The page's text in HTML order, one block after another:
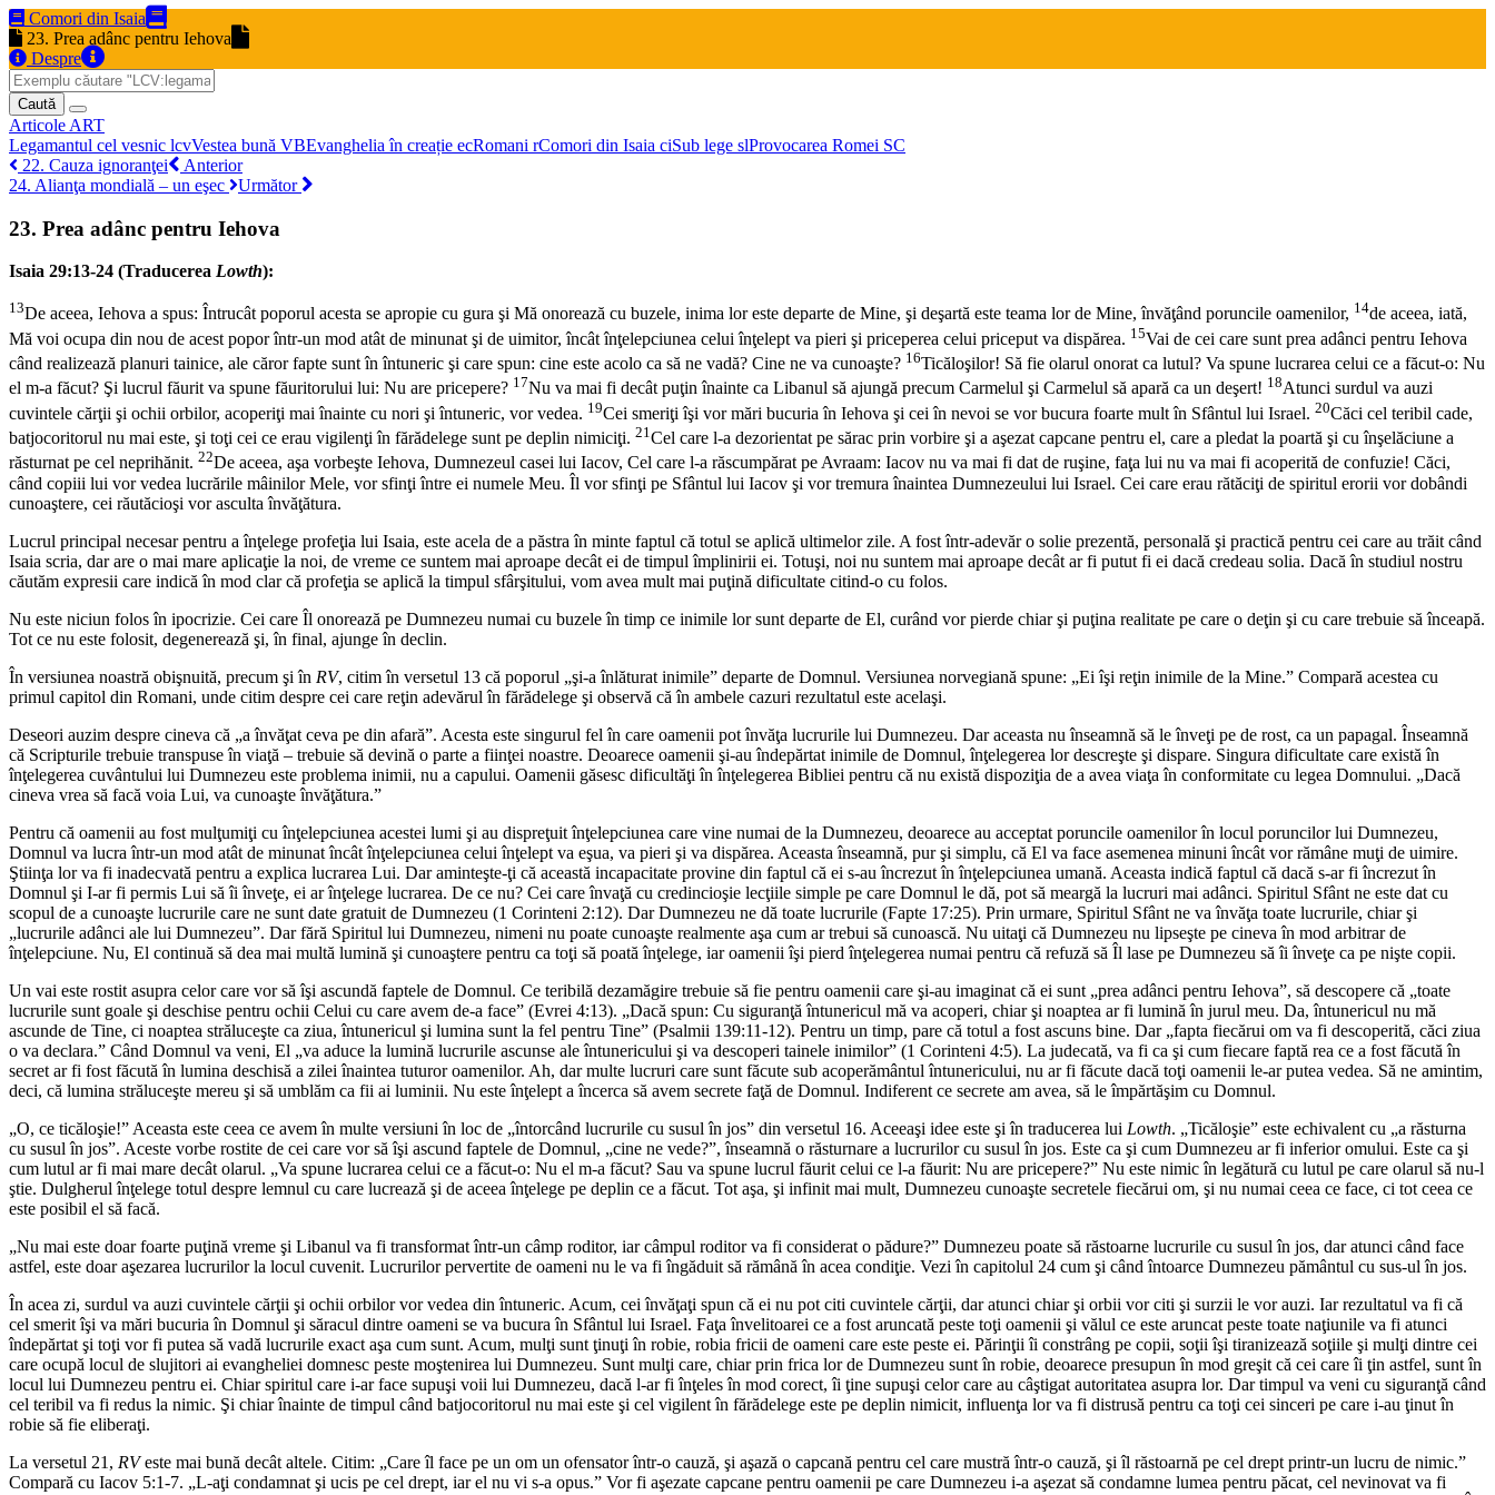
Comori din Isaia
23. Prea adânc pentru Iehova
Despre
Caută
Articole ART
Legamantul cel vesnic lcvVestea bună VBEvanghelia în creație ecRomani rComori din Isaia ciSub lege slProvocarea Romei SC
22. Cauza ignoranţei
Anterior
24. Alianţa mondială – un eşec
Următor
23. Prea adânc pentru Iehova
Isaia 29:13-24 (Traducerea Lowth):
13De aceea, Iehova a spus: Întrucât poporul acesta se apropie cu gura şi Mă onorează cu buzele, inima lor este departe de Mine, şi deşartă este teama lor de Mine, învăţând poruncile oamenilor, 14de aceea, iată,
Mă voi ocupa din nou de acest popor într-un mod atât de minunat şi de uimitor, încât înţelepciunea celui înţelept va pieri şi priceperea celui priceput va dispărea. 15Vai de cei care sunt prea adânci pentru Iehova
când realizează planuri tainice, ale căror fapte sunt în întuneric şi care spun: cine este acolo ca să ne vadă? Cine ne va cunoaşte? 16Ticăloşilor! Să fie olarul onorat ca lutul? Va spune lucrarea celui ce a făcut-o: Nu
el m-a făcut? Şi lucrul făurit va spune făuritorului lui: Nu are pricepere? 17Nu va mai fi decât puţin înainte ca Libanul să ajungă precum Carmelul şi Carmelul să apară ca un deşert! 18Atunci surdul va auzi
cuvintele cărţii şi ochii orbilor, acoperiţi mai înainte cu nori şi întuneric, vor vedea. 19Cei smeriţi îşi vor mări bucuria în Iehova şi cei în nevoi se vor bucura foarte mult în Sfântul lui Israel. 20Căci cel teribil cade,
batjocoritorul nu mai este, şi toţi cei ce erau vigilenţi în fărădelege sunt pe deplin nimiciţi. 21Cel care l-a dezorientat pe sărac prin vorbire şi a aşezat capcane pentru el, care a pledat la poartă şi cu înşelăciune a
răsturnat pe cel neprihănit. 22De aceea, aşa vorbeşte Iehova, Dumnezeul casei lui Iacov, Cel care l-a răscumpărat pe Avraam: Iacov nu va mai fi dat de ruşine, faţa lui nu va mai fi acoperită de confuzie! Căci,
când copiii lui vor vedea lucrările mâinilor Mele, vor sfinţi între ei numele Meu. Îl vor sfinţi pe Sfântul lui Iacov şi vor tremura înaintea Dumnezeului lui Israel. Cei care erau rătăciţi de spiritul erorii vor dobândi
cunoaştere, cei răutăcioşi vor asculta învăţătura.
Lucrul principal necesar pentru a înţelege profeţia lui Isaia, este acela de a păstra în minte faptul că totul se aplică ultimelor zile. A fost într-adevăr o solie prezentă, personală şi practică pentru cei care au trăit când
Isaia scria, dar are o mai mare aplicaţie la noi, de vreme ce suntem mai aproape decât ei de timpul împlinirii ei. Totuşi, noi nu suntem mai aproape decât ar fi putut fi ei dacă credeau solia. Dacă în studiul nostru
căutăm expresii care indică în mod clar că profeţia se aplică la timpul sfârşitului, vom avea mult mai puţină dificultate citind-o cu folos.
Nu este niciun folos în ipocrizie. Cei care Îl onorează pe Dumnezeu numai cu buzele în timp ce inimile lor sunt departe de El, curând vor pierde chiar şi puţina realitate pe care o deţin şi cu care trebuie să înceapă.
Tot ce nu este folosit, degenerează şi, în final, ajunge în declin.
În versiunea noastră obişnuită, precum şi în RV, citim în versetul 13 că poporul „şi-a înlăturat inimile” departe de Domnul. Versiunea norvegiană spune: „Ei îşi reţin inimile de la Mine.” Compară acestea cu
primul capitol din Romani, unde citim despre cei care reţin adevărul în fărădelege şi observă că în ambele cazuri rezultatul este acelaşi.
Deseori auzim despre cineva că „a învăţat ceva pe din afară”. Acesta este singurul fel în care oamenii pot învăţa lucrurile lui Dumnezeu. Dar aceasta nu înseamnă să le înveţi pe de rost, ca un papagal. Înseamnă
că Scripturile trebuie transpuse în viaţă – trebuie să devină o parte a fiinţei noastre. Deoarece oamenii şi-au îndepărtat inimile de Domnul, înţelegerea lor descreşte şi dispare. Singura dificultate care există în
înţelegerea cuvântului lui Dumnezeu este problema inimii, nu a capului. Oamenii găsesc dificultăţi în înţelegerea Bibliei pentru că nu există dispoziţia de a avea viaţa în conformitate cu legea Domnului. „Dacă
cineva vrea să facă voia Lui, va cunoaşte învăţătura.”
Pentru că oamenii au fost mulţumiţi cu înţelepciunea acestei lumi şi au dispreţuit înţelepciunea care vine numai de la Dumnezeu, deoarece au acceptat poruncile oamenilor în locul poruncilor lui Dumnezeu,
Domnul va lucra într-un mod atât de minunat încât înţelepciunea celui înţelept va eşua, va pieri şi va dispărea. Aceasta înseamnă, pur şi simplu, că El va face asemenea minuni încât vor rămâne muţi de uimire.
Ştiinţa lor va fi inadecvată pentru a explica lucrarea Lui. Dar aminteşte-ţi că această incapacitate provine din faptul că ei s-au încrezut în înţelepciunea umană. Aceasta indică faptul că dacă s-ar fi încrezut în
Domnul şi I-ar fi permis Lui să îi înveţe, ei ar înţelege lucrarea. De ce nu? Cei care învaţă cu credincioşie lecţiile simple pe care Domnul le dă, pot să meargă la lucruri mai adânci. Spiritul Sfânt ne este dat cu
scopul de a cunoaşte lucrurile care ne sunt date gratuit de Dumnezeu (1 Corinteni 2:12). Dar Dumnezeu ne dă toate lucrurile (Fapte 17:25). Prin urmare, Spiritul Sfânt ne va învăţa toate lucrurile, chiar şi
„lucrurile adânci ale lui Dumnezeu”. Dar fără Spiritul lui Dumnezeu, nimeni nu poate cunoaşte realmente aşa cum ar trebui să cunoască. Nu uitaţi că Dumnezeu nu lipseşte pe cineva în mod arbitrar de
înţelepciune. Nu, El continuă să dea mai multă lumină şi cunoaştere pentru ca toţi să poată înţelege, iar oamenii îşi pierd înţelegerea numai pentru că refuză să Îl lase pe Dumnezeu să îi înveţe ca pe nişte copii.
Un vai este rostit asupra celor care vor să îşi ascundă faptele de Domnul. Ce teribilă dezamăgire trebuie să fie pentru oamenii care şi-au imaginat că ei sunt „prea adânci pentru Iehova”, să descopere că „toate
lucrurile sunt goale şi deschise pentru ochii Celui cu care avem de-a face” (Evrei 4:13). „Dacă spun: Cu siguranţă întunericul mă va acoperi, chiar şi noaptea ar fi lumină în jurul meu. Da, întunericul nu mă
ascunde de Tine, ci noaptea străluceşte ca ziua, întunericul şi lumina sunt la fel pentru Tine” (Psalmii 139:11-12). Pentru un timp, pare că totul a fost ascuns bine. Dar „fapta fiecărui om va fi descoperită, căci ziua
o va declara.” Când Domnul va veni, El „va aduce la lumină lucrurile ascunse ale întunericului şi va descoperi tainele inimilor” (1 Corinteni 4:5). La judecată, va fi ca şi cum fiecare faptă rea ce a fost făcută în
secret ar fi fost făcută în lumina deschisă a zilei înaintea tuturor oamenilor. Ah, dar multe lucruri care sunt făcute sub acoperământul întunericului, nu ar fi făcute dacă toţi oamenii le-ar putea vedea. Să ne amintim,
deci, că lumina străluceşte mereu şi să umblăm ca fii ai luminii. Nu este înţelept a încerca să avem secrete faţă de Domnul. Indiferent ce secrete am avea, să le împărtăşim cu Domnul.
„O, ce ticăloşie!” Aceasta este ceea ce avem în multe versiuni în loc de „întorcând lucrurile cu susul în jos” din versetul 16. Aceeaşi idee este şi în traducerea lui Lowth. „Ticăloşie” este echivalent cu „a răsturna
cu susul în jos”. Aceste vorbe rostite de cei care vor să îşi ascund faptele de Domnul, „cine ne vede?”, înseamnă o răsturnare a lucrurilor cu susul în jos. Este ca şi cum Dumnezeu ar fi inferior omului. Este ca şi
cum lutul ar fi mai mare decât olarul. „Va spune lucrarea celui ce a făcut-o: Nu el m-a făcut? Sau va spune lucrul făurit celui ce l-a făurit: Nu are pricepere?” Nu este nimic în legătură cu lutul pe care olarul să nu-l
ştie. Dulgherul înţelege totul despre lemnul cu care lucrează şi de aceea înţelege pe deplin ce a făcut. Tot aşa, şi infinit mai mult, Dumnezeu cunoaşte secretele fiecărui om, şi nu numai ceea ce face, ci tot ceea ce
este posibil el să facă.
„Nu mai este doar foarte puţină vreme şi Libanul va fi transformat într-un câmp roditor, iar câmpul roditor va fi considerat o pădure?” Dumnezeu poate să răstoarne lucrurile cu susul în jos, dar atunci când face
astfel, este doar aşezarea lucrurilor la locul cuvenit. Lucrurilor pervertite de oameni nu le va fi îngăduit să rămână în acea condiţie. Vezi în capitolul 24 cum şi când întoarce Dumnezeu pământul cu sus-ul în jos.
În acea zi, surdul va auzi cuvintele cărţii şi ochii orbilor vor vedea din întuneric. Acum, cei învăţaţi spun că ei nu pot citi cuvintele cărţii, dar atunci chiar şi orbii vor citi şi surzii le vor auzi. Iar rezultatul va fi că
cel smerit îşi va mări bucuria în Domnul şi săracul dintre oameni se va bucura în Sfântul lui Israel. Faţa învelitoarei ce a fost aruncată peste toţi oamenii şi vălul ce este aruncat peste toate naţiunile va fi atunci
îndepărtat şi toţi vor fi putea să vadă lucrurile exact aşa cum sunt. Acum, mulţi sunt ţinuţi în robie, robia fricii de oameni care este peste ei. Părinţii îi constrâng pe copii, soţii îşi tiranizează soţiile şi mulţi dintre cei
care ocupă locul de slujitori ai evangheliei domnesc peste moştenirea lui Dumnezeu. Sunt mulţi care, chiar prin frica lor de Dumnezeu sunt în robie, deoarece presupun în mod greşit că cei care îi ţin astfel, sunt în
locul lui Dumnezeu pentru ei. Chiar spiritul care i-ar face supuşi voii lui Dumnezeu, dacă l-ar fi înţeles în mod corect, îi ţine supuşi celor care au câştigat autoritatea asupra lor. Dar timpul va veni cu siguranţă când
cel teribil va fi redus la nimic. Şi chiar înainte de timpul când batjocoritorul nu mai este şi cel vigilent în fărădelege este pe deplin nimicit, influenţa lor va fi distrusă pentru ca toţi cei sinceri pe care i-au ţinut în
robie să fie eliberaţi.
La versetul 21, RVeste mai bună decât altele. Citim: „Care îl face pe un om un ofensator într-o cauză, şi aşază o capcană pentru cel care mustră într-o cauză, şi îl răstoarnă pe cel drept printr-un lucru de nimic.”
Compară cu Iacov 5:1-7. „L-aţi condamnat şi ucis pe cel drept, iar el nu vi s-a opus.” Vor fi aşezate capcane pentru oamenii pe care Dumnezeu i-a aşezat să condamne lumea pentru păcat, cel nevinovat va fi